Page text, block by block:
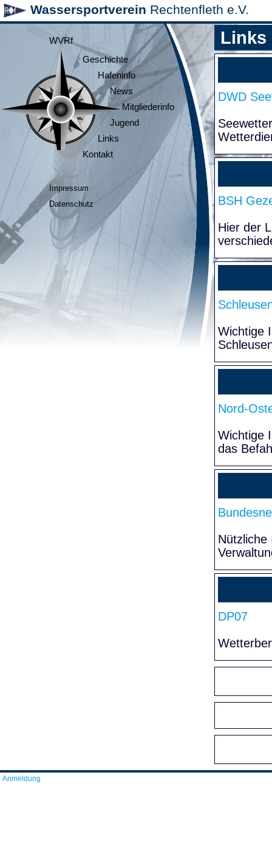
Wassersportverein Rechtenfleth e.V.
WVRf
Geschichte
Hafeninfo
News
Mitgliederinfo
Jugend
Links
Kontakt
Impressum
Datenschutz
Links
DWD
BSH
Hier der
Wichtige
Nord-
Wichtige
das
Nützliche
DP07
Anmeldung